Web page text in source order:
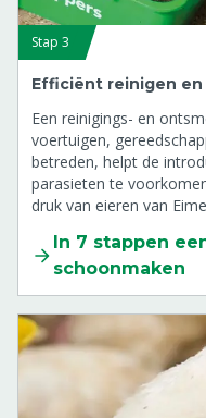
Stap 3
Efficiënt reinigen
Een reinigings- en
voertuigen,
betreden, helpt de
parasieten te
druk van eieren van
In 7 stappen
schoonmaken